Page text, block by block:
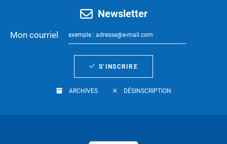
Newsletter
Mon courriel
S’INSCRIRE
ARCHIVES DÉSINSCRIPTION